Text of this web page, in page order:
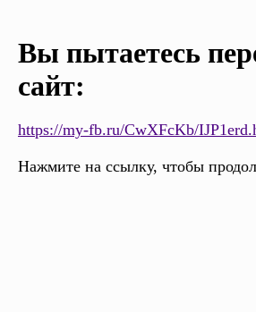
Вы пытаетесь
сайт:
https://my-fb.ru/CwXFcKb/
Нажмите на ссылку, чтобы